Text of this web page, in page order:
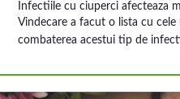
Infectiile cu ciuperci afecteaza
Vindecare a facut o lista cu
combaterea acestui tip de